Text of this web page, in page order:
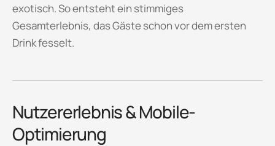
exotisch. So entsteht ein stimmiges
Gesamterlebnis, das Gäste schon vor dem ersten
Drink fesselt.
Nutzererlebnis & Mobile-
Optimierung